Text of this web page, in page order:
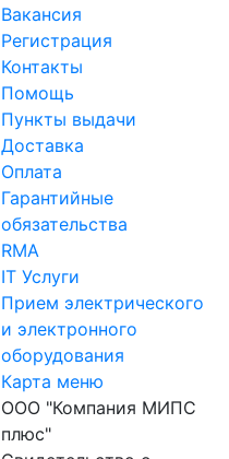
Вакансия
Регистрация
Контакты
Помощь
Пункты выдачи
Доставка
Оплата
Гарантийные
обязательства
RMA
IT Услуги
Прием электрического
и электронного
оборудования
Карта меню
ООО "Компания МИПС
плюс"